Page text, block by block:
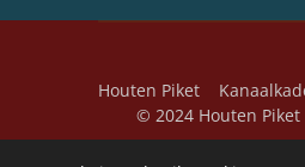
Houten Piket
© 2024 Houten Piket